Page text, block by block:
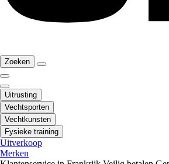
Zoeken
Uitrusting
Vechtsporten
Vechtkunsten
Fysieke training
Uitverkoop
Merken